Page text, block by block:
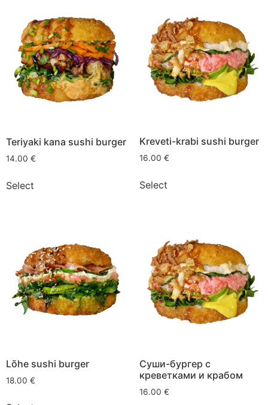
Teriyaki kana sushi burger
14.00 €
Select
Kreveti-krabi sushi burger
16.00 €
Select
Lõhe sushi burger
18.00 €
Суши-бургер с
креветками и крабом
16.00 €